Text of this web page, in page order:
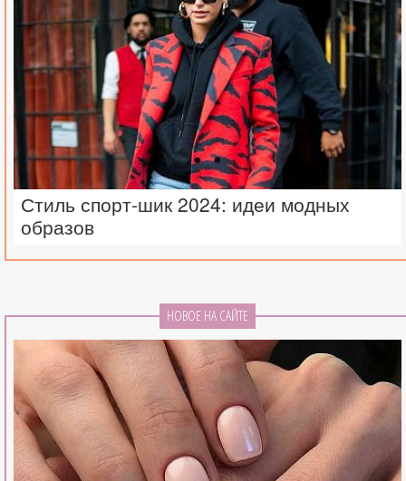
Стиль спорт-шик 2024: идеи модных
образов
НОВОЕ НА САЙТЕ